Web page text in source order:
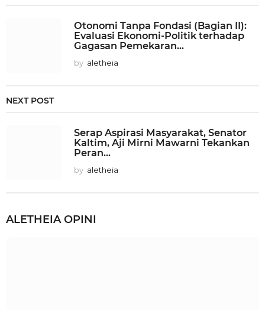
Otonomi Tanpa Fondasi (Bagian II):
Evaluasi Ekonomi-Politik terhadap
Gagasan Pemekaran...
by aletheia
NEXT POST
Serap Aspirasi Masyarakat, Senator
Kaltim, Aji Mirni Mawarni Tekankan
Peran...
by aletheia
ALETHEIAOPINI